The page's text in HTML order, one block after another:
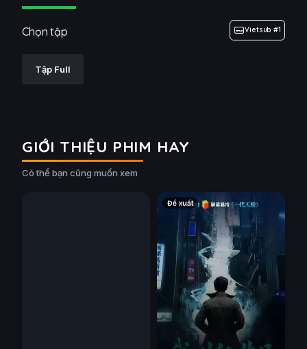
Chọn tập Vietsub #1
Tập Full
GIỚI THIỆU PHIM HAY
Có thể bạn cũng muốn xem
Pháp Sư Tử Linh: Ta
Chính Là Thiên Tai
Đề xuất